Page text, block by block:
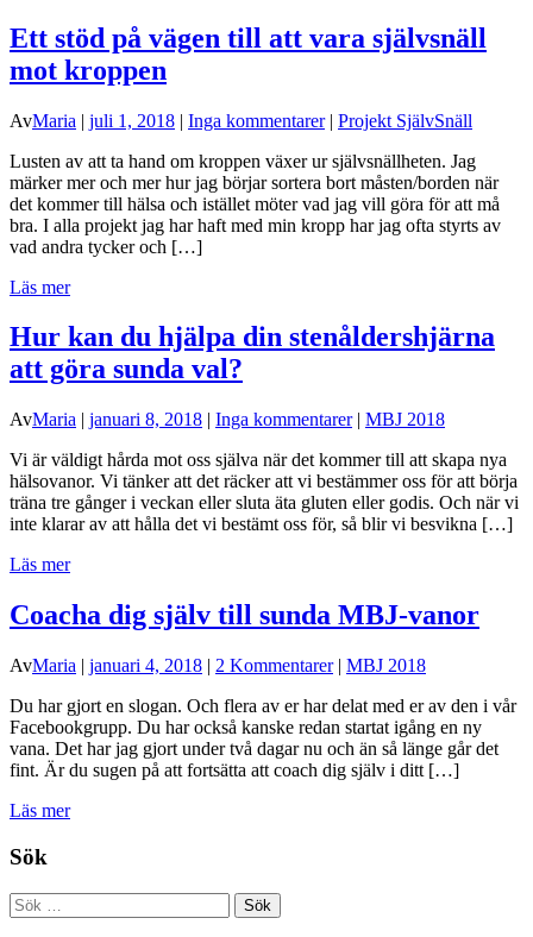
Ett stöd på vägen till att vara självsnäll
mot kroppen
AvMaria | juli 1, 2018 | Inga kommentarer| Projekt SjälvSnäll
Lusten av att ta hand om kroppen växer ur självsnällheten. Jag
märker mer och mer hur jag börjar sortera bort måsten/borden när
det kommer till hälsa och istället möter vad jag vill göra för att må
bra. I alla projekt jag har haft med min kropp har jag ofta styrts av
vad andra tycker och […]
Läs mer
Hur kan du hjälpa din stenåldershjärna
att göra sunda val?
AvMaria | januari 8, 2018 | Inga kommentarer| MBJ 2018
Vi är väldigt hårda mot oss själva när det kommer till att skapa nya
hälsovanor. Vi tänker att det räcker att vi bestämmer oss för att börja
träna tre gånger i veckan eller sluta äta gluten eller godis. Och när vi
inte klarar av att hålla det vi bestämt oss för, så blir vi besvikna […]
Läs mer
Coacha dig själv till sunda MBJ-vanor
AvMaria | januari 4, 2018 | 2 Kommentarer| MBJ 2018
Du har gjort en slogan. Och flera av er har delat med er av den i vår
Facebookgrupp. Du har också kanske redan startat igång en ny
vana. Det har jag gjort under två dagar nu och än så länge går det
fint. Är du sugen på att fortsätta att coach dig själv i ditt […]
Läs mer
Sök
Sök
efter: